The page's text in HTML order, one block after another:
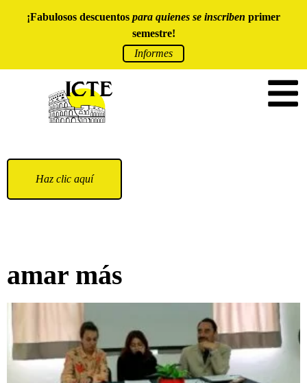
¡Fabulosos descuentos para quienes se inscriben primer
semestre!
Informes
Haz clic aquí
amar más